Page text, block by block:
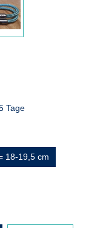
Tage
18-19,5 cm